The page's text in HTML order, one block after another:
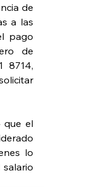
de
a las
pago
de
8714,
que el
lo